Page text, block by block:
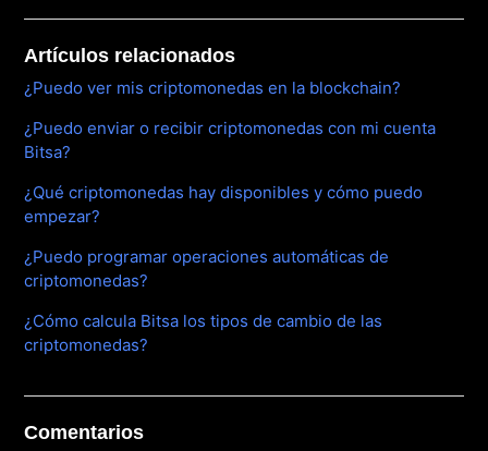
Artículos relacionados
¿Puedo ver mis criptomonedas en la blockchain?
¿Puedo enviar o recibir criptomonedas con mi cuenta
Bitsa?
¿Qué criptomonedas hay disponibles y cómo puedo
empezar?
¿Puedo programar operaciones automáticas de
criptomonedas?
¿Cómo calcula Bitsa los tipos de cambio de las
criptomonedas?
Comentarios